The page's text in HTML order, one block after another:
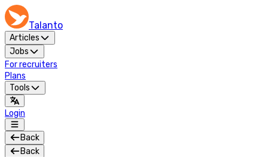
Talanto
Articles
Jobs
For recruiters
Plans
Tools
Login
Back
Back